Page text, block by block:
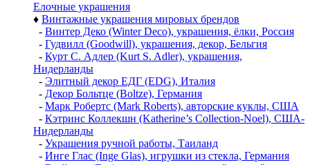
Елочные украшения
♦ Винтажные украшения мировых брендов
- Винтер Деко (Winter Deco), украшения, ёлки, Россия
- Гудвилл (Goodwill), украшения, декор, Бельгия
- Курт С. Адлер (Kurt S. Adler), украшения,
Нидерланды
- Элитный декор ЕДГ (EDG), Италия
- Декор Больтце (Boltze), Германия
- Марк Робертс (Mark Roberts), авторские куклы, США
- Кэтринс Коллекшн (Katherine’s Collection-Noel), США-
Нидерланды
- Украшения ручной работы, Таиланд
- Инге Глас (Inge Glas), игрушки из стекла, Германия